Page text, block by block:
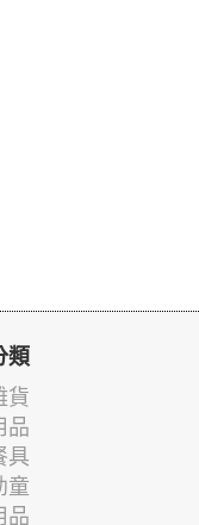
類
貨
品
具
童
品